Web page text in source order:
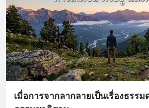
เมื่อการจากลากลายเป็นเรื่องธรร